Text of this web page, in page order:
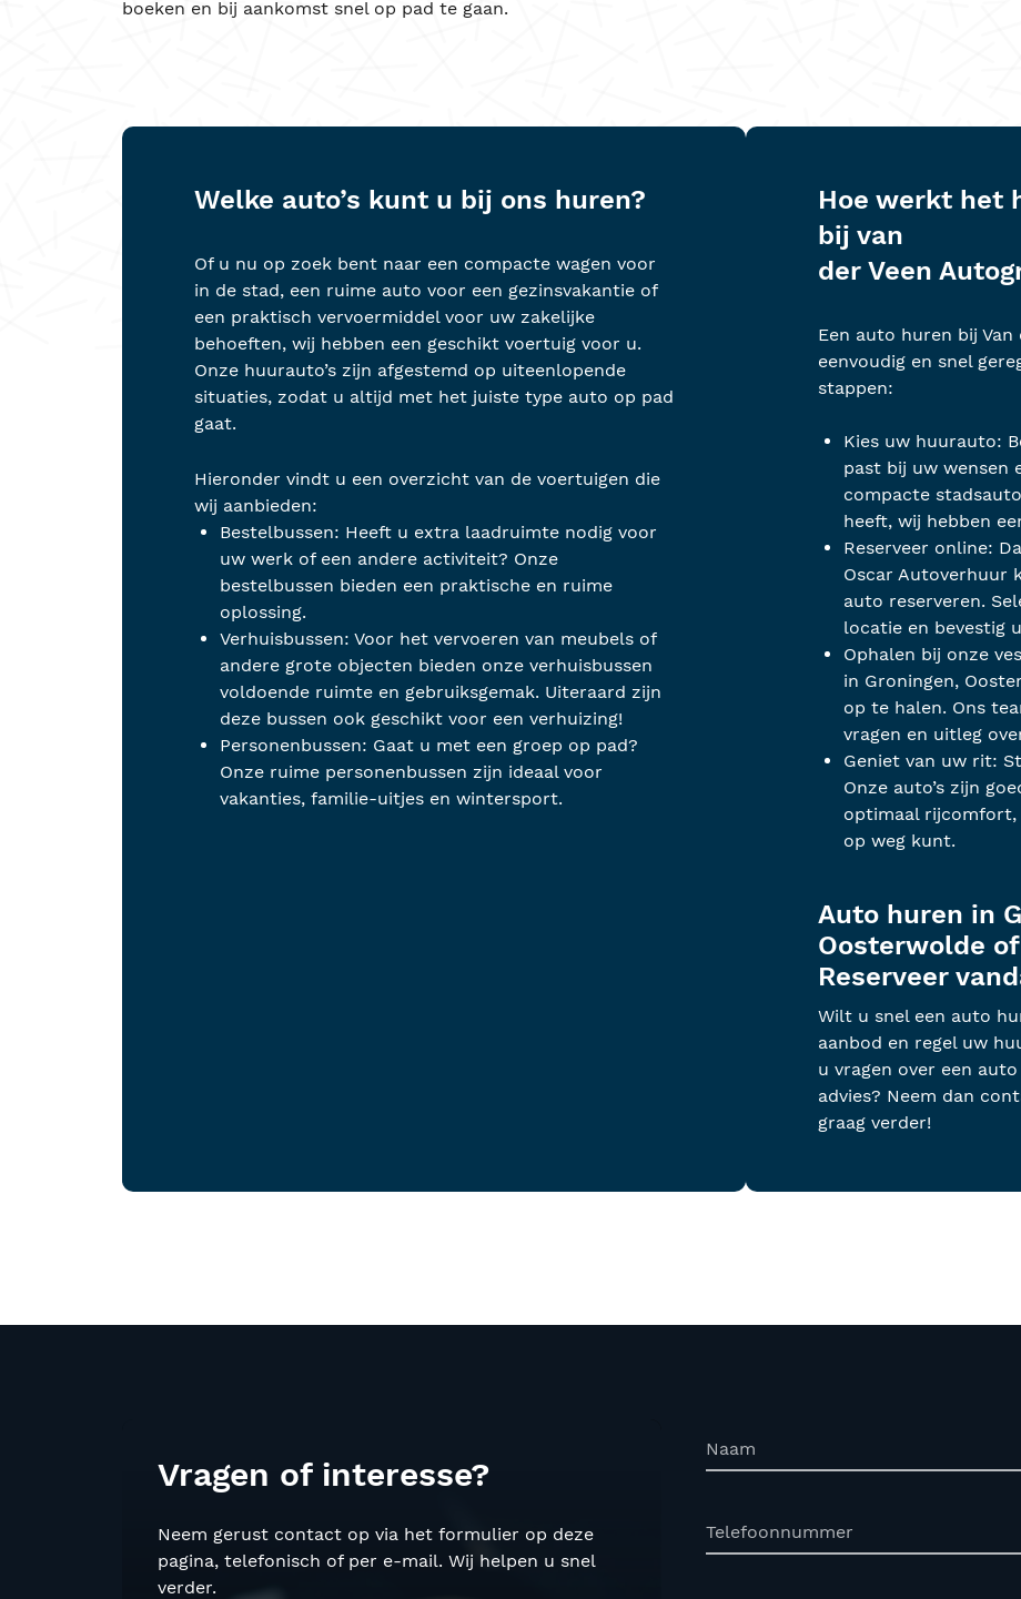
boeken en bij aankomst snel op pad te gaan.
Welke auto’s kunt u bij ons huren?
Of u nu op zoek bent naar een compacte wagen voor
in de stad, een ruime auto voor een gezinsvakantie of
een praktisch vervoermiddel voor uw zakelijke
behoeften, wij hebben een geschikt voertuig voor u.
Onze huurauto’s zijn afgestemd op uiteenlopende
situaties, zodat u altijd met het juiste type auto op pad
gaat.
Hieronder vindt u een overzicht van de voertuigen die
wij aanbieden:
Bestelbussen: Heeft u extra laadruimte nodig voor
uw werk of een andere activiteit? Onze
bestelbussen bieden een praktische en ruime
oplossing.
Verhuisbussen: Voor het vervoeren van meubels of
andere grote objecten bieden onze verhuisbussen
voldoende ruimte en gebruiksgemak. Uiteraard zijn
deze bussen ook geschikt voor een verhuizing!
Personenbussen: Gaat u met een groep op pad?
Onze ruime personenbussen zijn ideaal voor
vakanties, familie-uitjes en wintersport.
Hoe werkt het
bij van
der Veen
Een auto huren bij
eenvoudig en snel
stappen:
Kies uw huurauto:
past bij uw wensen
compacte
heeft, wij hebben
Reserveer online:
Oscar Autoverhuur
auto reserveren.
locatie en bevestig
Ophalen bij onze
in Groningen,
op te halen. Ons
vragen en uitleg
Geniet van uw rit:
Onze auto’s zijn
optimaal rijcomfort,
op weg kunt.
Auto huren in
Oosterwolde
Reserveer
Wilt u snel een auto
aanbod en regel uw
u vragen over een
advies? Neem dan
graag verder!
Vragen of interesse?
Neem gerust contact op via het formulier op deze
pagina, telefonisch of per e-mail. Wij helpen u snel
verder.
Naam
Telefoonnummer